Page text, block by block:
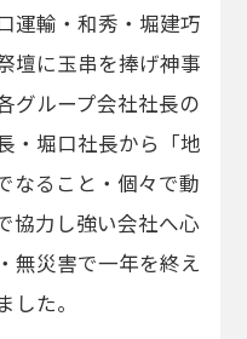
運輸・和秀・堀建巧
壇に玉串を捧げ神事
グループ会社社長の
・堀口社長から「地
なること・個々で動
協力し強い会社へ心
無災害で一年を終え
た。